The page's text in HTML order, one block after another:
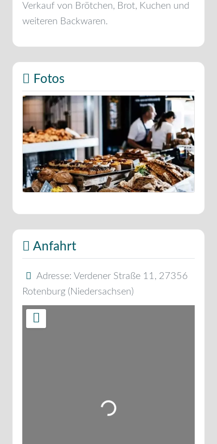
Verkauf von Brötchen, Brot, Kuchen und
weiteren Backwaren.
Fotos
Anfahrt
Adresse: Verdener Straße 11 , 27356
Rotenburg ( Niedersachsen)
Wird geladen …